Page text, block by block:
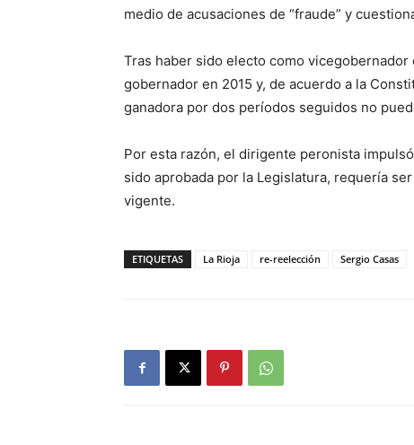
medio de acusaciones de “fraude” y
Tras haber sido electo como vicegobernador
gobernador en 2015 y, de acuerdo a la
ganadora por dos períodos seguidos no
Por esta razón, el dirigente peronista
sido aprobada por la Legislatura, requería
vigente.
ETIQUETAS La Rioja re-reelección Sergio Casas